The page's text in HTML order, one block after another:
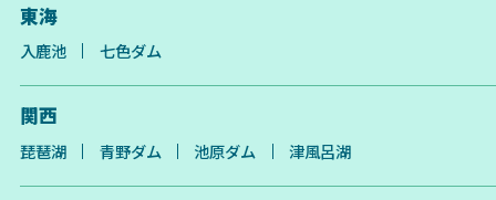
東海
入鹿池 七色ダム
関西
琵琶湖 青野ダム 池原ダム 津風呂湖